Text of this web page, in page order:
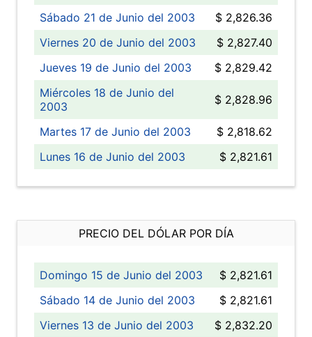
Sábado 21 de Junio del 2003
$ 2,826.36
Viernes 20 de Junio del 2003
$ 2,827.40
Jueves 19 de Junio del 2003
$ 2,829.42
Miércoles 18 de Junio del
2003
$ 2,828.96
Martes 17 de Junio del 2003
$ 2,818.62
Lunes 16 de Junio del 2003
$ 2,821.61
PRECIO DEL DÓLAR POR DÍA
Domingo 15 de Junio del 2003
$ 2,821.61
Sábado 14 de Junio del 2003
$ 2,821.61
Viernes 13 de Junio del 2003
$ 2,832.20